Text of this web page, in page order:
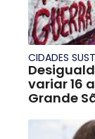
CIDADES
variar 16
Grande